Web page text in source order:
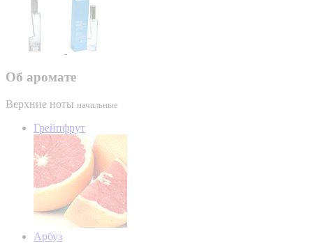
Об аромате
Верхние ноты начальные
Грейпфрут
Арбуз